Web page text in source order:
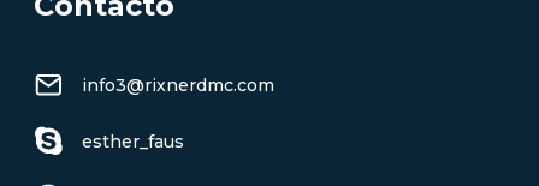
info3@rixnerdmc.com
esther_faus